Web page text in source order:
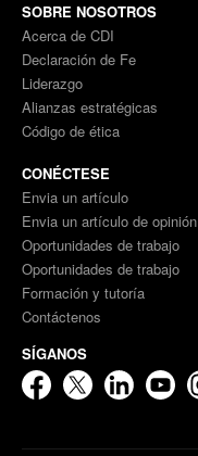
SOBRE NOSOTROS
Acerca de CDI
Declaración de Fe
Liderazgo
Alianzas estratégicas
Código de ética
CONÉCTESE
Envia un artículo
Envia un artículo de opinión
Oportunidades de trabajo
Oportunidades de trabajo
Formación y tutoría
Contáctenos
SÍGANOS